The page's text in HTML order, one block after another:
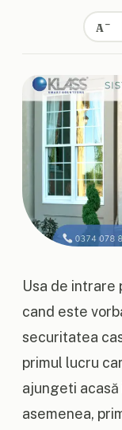
A −
Usa de
cand este
securitatea
primul lucru
ajungeti
asemenea,